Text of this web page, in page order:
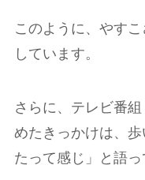
このように、やす
しています。
さらに、テレビ番
めたきっかけは、歩
たって感じ」と語っ